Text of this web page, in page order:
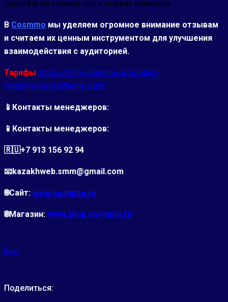
сделайте из отзыва шаг к новым клиентам.
В Cosmmo мы уделяем огромное внимание отзывам
и считаем их ценным инструментом для улучшения
взаимодействия с аудиторией.
Тарифы: https://shop-cosmmo.ru/product-
category/prodvizhenie-2gis/
📱Контакты менеджеров:
📱Контакты менеджеров:
🇷🇺+7 913 156 92 94
📧kazakhweb.smm@gmail.com
🌐Сайт: www.cosmmo.ru
🌐Магазин: www.shop.cosmmo.ru
Блог
Поделиться: